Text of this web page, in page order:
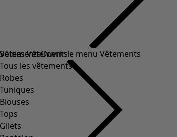
Soldes Vêtements
Tous les vêtements
Robes
Tuniques
Blouses
Tops
Gilets
VêtementsOuvrir le menu Vêtements